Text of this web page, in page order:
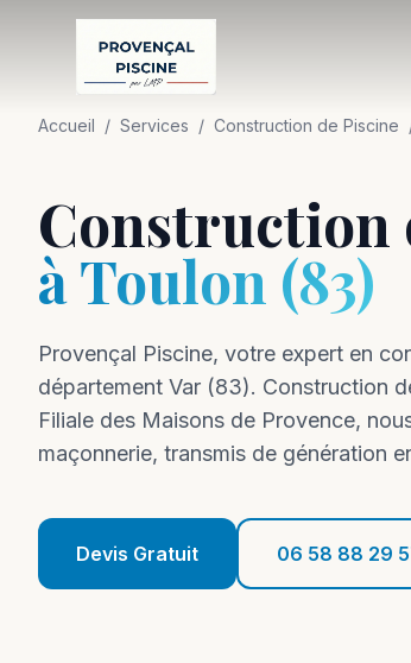
Accueil / Services / Construction de Piscine
Construction
àToulon (83)
Provençal Piscine, votre expert en
département Var (83). Construction
Filiale des Maisons de Provence,
maçonnerie, transmis de génération
Devis Gratuit 06 58 88 29